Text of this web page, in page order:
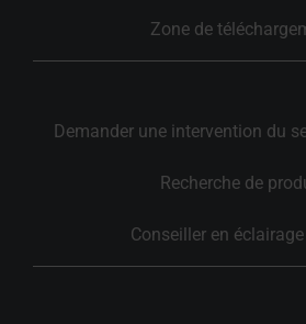
Zone de
Demander une intervention du
Recherche de
Conseiller en